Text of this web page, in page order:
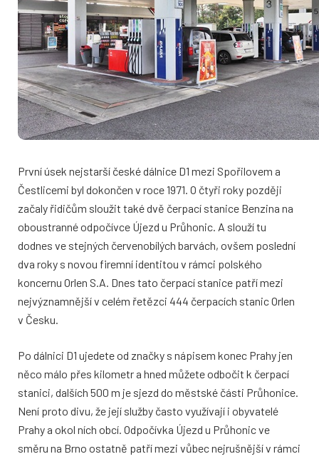
První úsek nejstarší české dálnice D1 mezi Spořilovem a
Čestlicemi byl dokončen v roce 1971. O čtyři roky později
začaly řidičům sloužit také dvě čerpací stanice Benzina na
oboustranné odpočívce Újezd u Průhonic. A slouží tu
dodnes ve stejných červenobílých barvách, ovšem poslední
dva roky s novou firemní identitou v rámci polského
koncernu Orlen S.A. Dnes tato čerpací stanice patří mezi
nejvýznamnější v celém řetězci 444 čerpacích stanic Orlen
v Česku.
Po dálnici D1 ujedete od značky s nápisem konec Prahy jen
něco málo přes kilometr a hned můžete odbočit k čerpací
stanici, dalších 500 m je sjezd do městské části Průhonice.
Není proto divu, že její služby často využívají i obyvatelé
Prahy a okol ních obcí. Odpočívka Újezd u Průhonic ve
směru na Brno ostatně patří mezi vůbec nejrušnější v rámci